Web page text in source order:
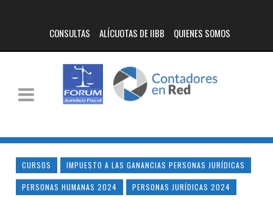
CONSULTAS ALÍCUOTAS DE IIBB QUIENES SOMOS
CURSOS IMPUESTO A LAS GANANCIAS PERSONAS JURÍDICAS
PERSONAS HUMANAS 2024 PERSONAS JURÍDICAS 2024